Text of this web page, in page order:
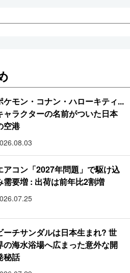
ケモン・コナン・ハローキティ...
ャラクターの名前がついた日本
空港
アコン「2027年問題」で駆け込
需要増 : 出荷は前年比2割増
ーチサンダルは日本生まれ? 世
の海水浴場へ広まった意外な開
秘話